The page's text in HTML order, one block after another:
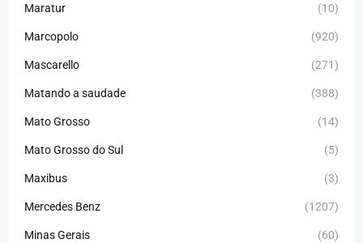
Maratur (10)
Marcopolo (920)
Mascarello (271)
Matando a saudade (388)
Mato Grosso (14)
Mato Grosso do Sul (5)
Maxibus (3)
Mercedes Benz (1207)
Minas Gerais (60)